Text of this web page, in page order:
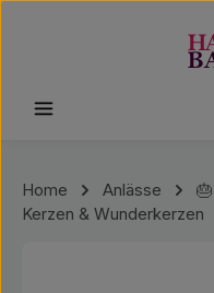
Home Anlässe
Kerzen & Wunderkerzen